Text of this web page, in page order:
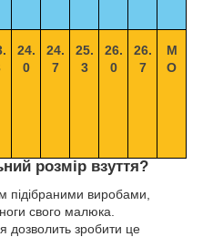
24.
0
24.
7
25.
3
26.
0
26.
7
M
O
розмір взуття?
підібраними виробами,
свого малюка.
дозволить зробити це